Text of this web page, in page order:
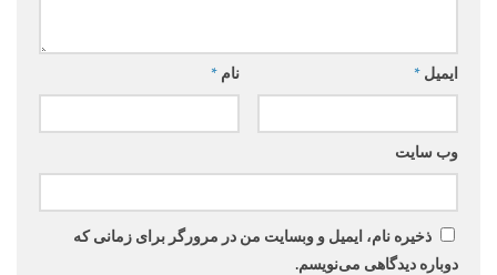
نام * ایمیل *
وب‌ سایت
ذخیره نام، ایمیل و وبسایت من در مرورگر برای زمانی که
دوباره دیدگاهی می‌نویسم.